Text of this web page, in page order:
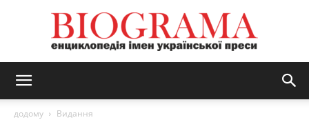
додому Видання